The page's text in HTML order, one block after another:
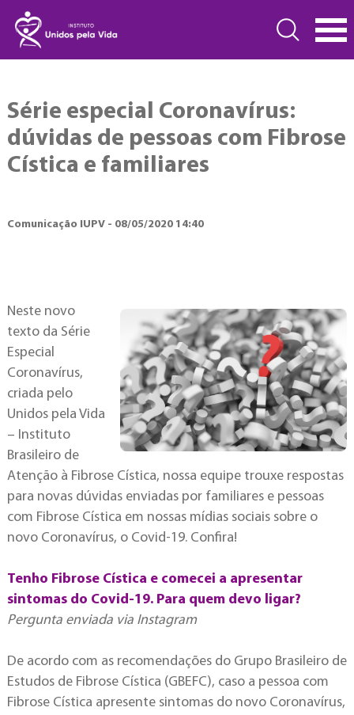
Série especial Coronavírus:
dúvidas de pessoas com Fibrose
Cística e familiares
Comunicação IUPV - 08/05/2020 14:40
Neste novo
texto da Série
Especial
Coronavírus,
criada pelo
Unidos pela Vida
– Instituto
Brasileiro de
Atenção à Fibrose Cística, nossa equipe trouxe respostas
para novas dúvidas enviadas por familiares e pessoas
com Fibrose Cística em nossas mídias sociais sobre o
novo Coronavírus, o Covid-19. Confira!
Tenho Fibrose Cística e comecei a apresentar
sintomas do Covid-19. Para quem devo ligar?
Pergunta enviada via Instagram
De acordo com as recomendações do Grupo Brasileiro de
Estudos de Fibrose Cística (GBEFC), caso a pessoa com
Fibrose Cística apresente sintomas do novo Coronavírus,